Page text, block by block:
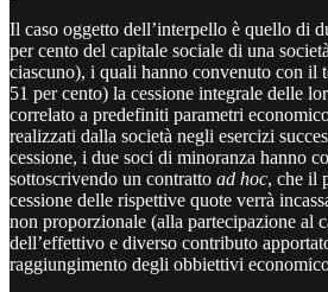
Il caso oggetto dell’interpello è quello di
per cento del capitale sociale di una
ciascuno), i quali hanno convenuto con il
51 per cento) la cessione integrale delle
correlato a predefiniti parametri
realizzati dalla società negli esercizi
cessione, i due soci di minoranza hanno
sottoscrivendo un contratto ad hoc, che il
cessione delle rispettive quote verrà
non proporzionale (alla partecipazione al
dell’effettivo e diverso contributo
raggiungimento degli obbiettivi